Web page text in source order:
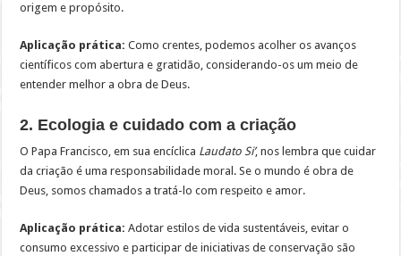
origem e propósito.
Aplicação prática: Como crentes, podemos acolher os avanços
científicos com abertura e gratidão, considerando-os um meio de
entender melhor a obra de Deus.
2. Ecologia e cuidado com a criação
O Papa Francisco, em sua encíclica Laudato Si’, nos lembra que cuidar
da criação é uma responsabilidade moral. Se o mundo é obra de
Deus, somos chamados a tratá-lo com respeito e amor.
Aplicação prática: Adotar estilos de vida sustentáveis, evitar o
consumo excessivo e participar de iniciativas de conservação são